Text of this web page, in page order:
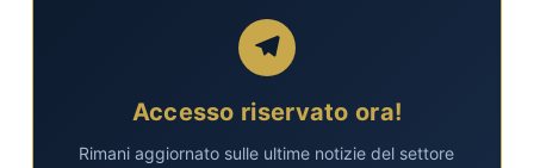
Accesso riservato ora!
Rimani aggiornato sulle ultime notizie del settore